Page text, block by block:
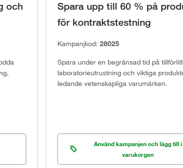
och
Spara upp till 60 % på
för kontraktstestning
Kampanjkod: 28025
Spara under en begränsad tid på
laboratorieutrustning och viktiga
ledande vetenskapliga varumärken.
Använd kampanjen och lägg till i
varukorgen